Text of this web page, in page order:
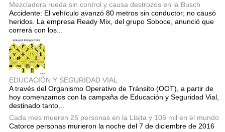
Mezcladora rueda sin control y causa destrozos en la Busch
Accidente: El vehículo avanzó 80 metros sin conductor; no causó
heridos. La empresa Ready Mix, del grupo Soboce, anunció que
correrá con los...
EDUCACIÓN Y SEGURIDAD VIAL
A través del Organismo Operativo de Tránsito (OOT), a partir de
hoy comenzamos con la campaña de Educación y Seguridad Vial,
destinado tanto...
Cada mes mueren 25 personas en la Llajta y 105 mil en el mundo
Catorce personas murieron la noche del 7 de diciembre de 2016